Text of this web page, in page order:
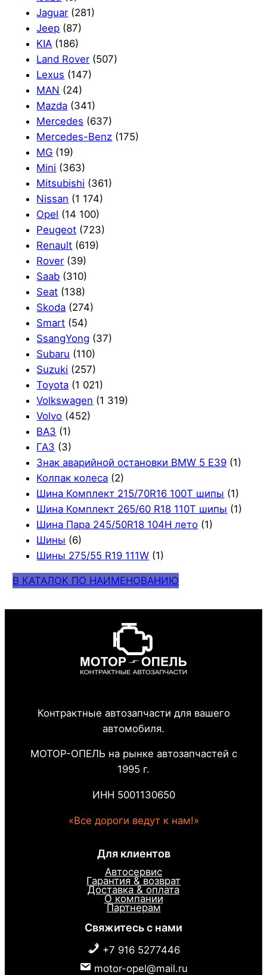
Jaguar (281)
Jeep (87)
KIA (186)
Land Rover (507)
Lexus (147)
MAN (24)
Mazda (341)
Mercedes (637)
Mercedes-Benz (175)
MG (19)
Mini (363)
Mitsubishi (361)
Nissan (1 174)
Opel (14 100)
Peugeot (723)
Renault (619)
Rover (39)
Saab (310)
Seat (138)
Skoda (274)
Smart (54)
SsangYong (37)
Subaru (110)
Suzuki (257)
Toyota (1 021)
Volkswagen (1 319)
Volvo (452)
ВАЗ (1)
ГАЗ (3)
Знак аварийной остановки BMW 5 E39 (1)
Колпак колеса (2)
Шина Комплект 215/70R16 100T шипы (1)
Шина Комплект 265/60 R18 110T шипы (1)
Шина Пара 245/50R18 104H лето (1)
Шины (6)
Шины 275/55 R19 111W (1)
В КАТАЛОК ПО НАИМЕНОВАНИЮ
Контрактные автозапчасти для вашего
автомобиля.
МОТОР-ОПЕЛЬ на рынке автозапчастей с
1995 г.
ИНН 5001130650
«Все дороги ведут к нам!»
Для клиентов
Автосервис
Гарантия & возврат
Доставка & оплата
О компании
Партнерам
Свяжитесь с нами
+7 916 5277446
motor-opel@mail.ru